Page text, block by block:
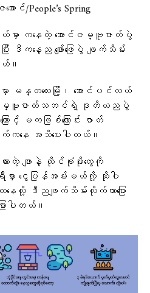
/People’s Spring
မှာ ကနေတဲ့ အောင်ဇမ္ဗူဇာတ်ပွဲ
း ဒီကနေ့ည ဖျော်ဖြေပွဲ ဖျက်သိမ်း
ယ်။
မန္တလေးမြို့၊ အောင်ပင်လယ်
င်ဇမ္ဗူဇာတ်သဘင်ရဲ့ ဒုတိယညပွဲ
င့် မကဖြစ်ကြောင်း ဇာတ်
ေ အသိပေးပါတယ်။
ဖျာနဲ့ ထိုင်ခုံဖိုးတွေကို
ာ ငွေပြန်အမ်းမယ်လို့ ဆိုပါ
လို့ ဒီညဖျက်သိမ်းလိုက်တာပြော
ပါတယ်။